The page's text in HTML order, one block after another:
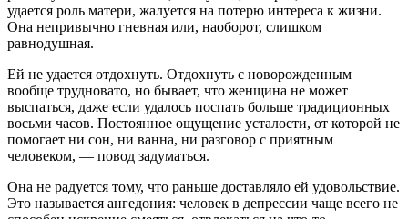
удается роль матери, жалуется на потерю интереса к жизни.
Она непривычно гневная или, наоборот, слишком
равнодушная.
Ей не удается отдохнуть. Отдохнуть с новорожденным
вообще трудновато, но бывает, что женщина не может
выспаться, даже если удалось поспать больше традиционных
восьми часов. Постоянное ощущение усталости, от которой не
помогает ни сон, ни ванна, ни разговор с приятным
человеком, — повод задуматься.
Она не радуется тому, что раньше доставляло ей удовольствие.
Это называется ангедония: человек в депрессии чаще всего не